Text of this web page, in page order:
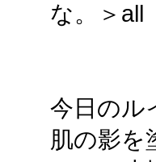
な。＞all
今日のル
肌の影を